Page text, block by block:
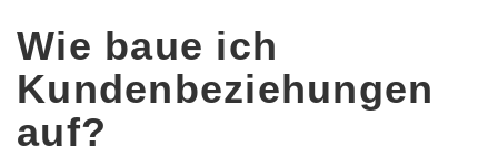
Wie baue ich
Kundenbeziehungen
auf?